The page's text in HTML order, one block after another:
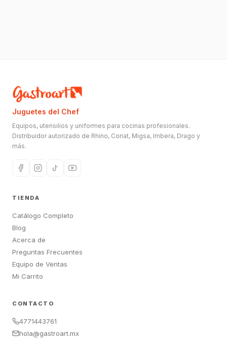
Juguetes del Chef
Equipos, utensilios y uniformes para cocinas profesionales.
Distribuidor autorizado de Rhino, Coriat, Migsa, Imbera, Drago y
más.
TIENDA
Catálogo Completo
Blog
Acerca de
Preguntas Frecuentes
Equipo de Ventas
Mi Carrito
CONTACTO
4771443761
hola@gastroart.mx